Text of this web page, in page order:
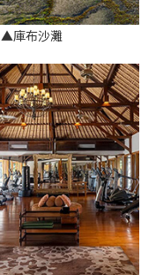
▲庫布沙灘